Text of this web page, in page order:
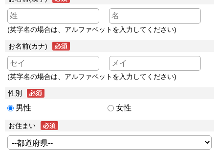
(英字名の場合は、アルファベットを入力してください)
お名前(カナ)
(英字名の場合は、アルファベットを入力してください)
性別
男性 女性
お住まい